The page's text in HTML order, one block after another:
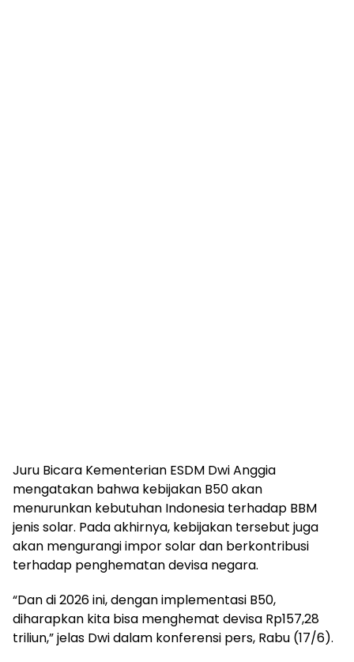
Juru Bicara Kementerian ESDM Dwi Anggia
mengatakan bahwa kebijakan B50 akan
menurunkan kebutuhan Indonesia terhadap BBM
jenis solar. Pada akhirnya, kebijakan tersebut juga
akan mengurangi impor solar dan berkontribusi
terhadap penghematan devisa negara.
“Dan di 2026 ini, dengan implementasi B50,
diharapkan kita bisa menghemat devisa Rp157,28
triliun,” jelas Dwi dalam konferensi pers, Rabu (17/6).